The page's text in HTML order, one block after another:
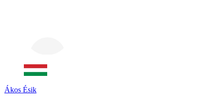
Ákos Ésik